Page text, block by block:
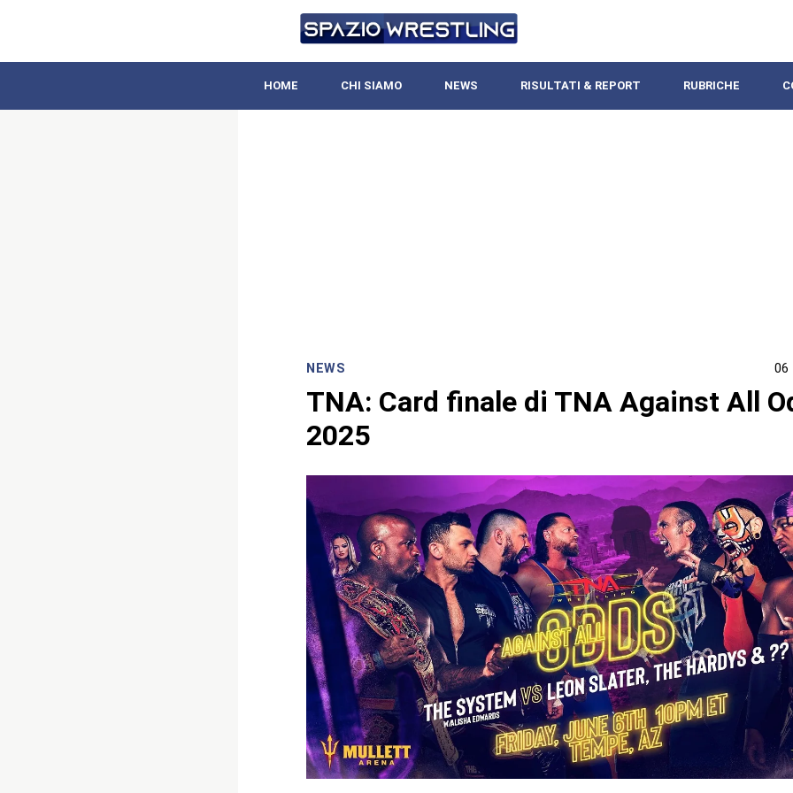
HOME CHI SIAMO NEWS RISULTATI & REPORT RUBRICHE
NEWS 06
TNA: Card finale di TNA Against All
2025